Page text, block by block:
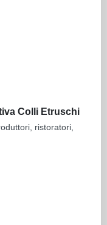
Colli Etruschi
ristoratori,